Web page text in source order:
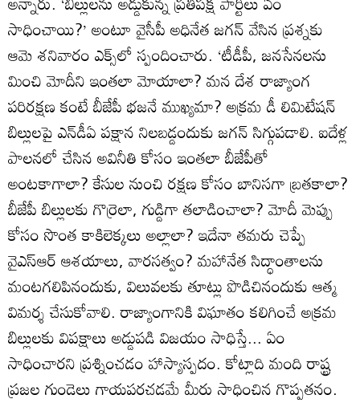
సాధించాయి?’ అంటూ వైసీపీ అధినేత జగన్‌ వేసిన ప్రశ్నకు
ఆమె శనివారం ఎక్స్‌లో స్పందించారు. ‘టీడీపీ, జనసేనలను
మించి మోదీని ఇంతలా మోయాలా? మన దేశ రాజ్యాంగ
పరిరక్షణ కంటే బీజేపీ భజనే ముఖ్యమా? అక్రమ డీ లిమిటేషన్‌
బిల్లులపై ఎన్‌డీఏ పక్షాన నిలబడ్డందుకు జగన్‌ సిగ్గుపడాలి. ఐదేళ్ల
పాలనలో చేసిన అవినీతి కోసం ఇంతలా బీజేపీతో
అంటకాగాలా? కేసుల నుంచి రక్షణ కోసం బానిసగా బ్రతకాలా?
బీజేపీ బిల్లులకు గొర్రెలా, గుడ్డిగా తలాడించాలా? మోదీ మెప్పు
కోసం సొంత కాకిలెక్కలు అల్లాలా? ఇదేనా తమరు చెప్పే
వైఎస్ఆర్‌ ఆశయాలు, వారసత్వం? మహానేత సిద్ధాంతాలను
మంటగలిపినందుకు, విలువలకు తూట్లు పొడిచినందుకు ఆత్మ
విమర్శ చేసుకోవాలి. రాజ్యాంగానికి విఘాతం కలిగించే అక్రమ
బిల్లులకు విపక్షాలు అడ్డుపడి విజయం సాధిస్తే... ఏం
సాధించారని ప్రశ్నించడం హాస్యాస్పదం. కోట్లాది మంది రాష్ట్ర
ప్రజల గుండెలు గాయపరచడమే మీరు సాధించిన గొప్పతనం.